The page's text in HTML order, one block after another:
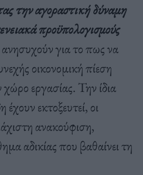
την αγοραστική δύναμη
προϋπολογισμούς
ανησυχούν για το πως να
οικονομική πίεση
εργασίας. Την ίδια
έχουν εκτοξευτεί, οι
ανακούφιση,
αδικίας που βαθαίνει τη